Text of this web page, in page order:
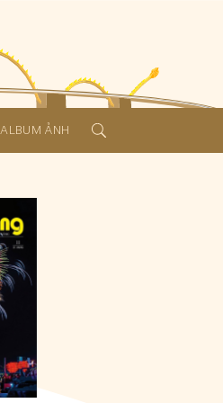
ALBUM ẢNH